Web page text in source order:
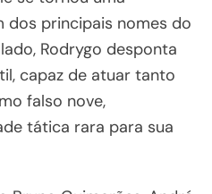
dos principais nomes do
Rodrygo desponta
capaz de atuar tanto
falso nove,
tática rara para sua